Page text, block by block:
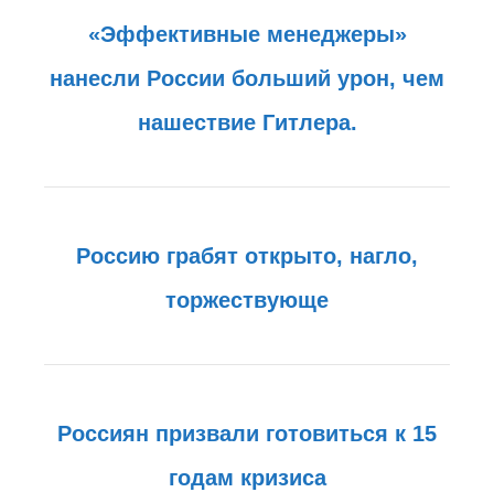
«Эффективные менеджеры»
нанесли России больший урон, чем
нашествие Гитлера.
Россию грабят открыто, нагло,
торжествующе
Россиян призвали готовиться к 15
годам кризиса